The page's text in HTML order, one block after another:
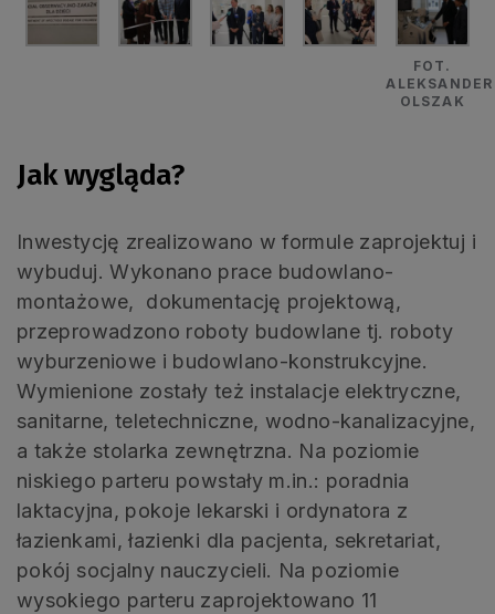
FOT.
ALEKSANDER
OLSZAK
Jak wygląda?
Inwestycję zrealizowano w formule zaprojektuj i
wybuduj. Wykonano prace budowlano-
montażowe, dokumentację projektową,
przeprowadzono roboty budowlane tj. roboty
wyburzeniowe i budowlano-konstrukcyjne.
Wymienione zostały też instalacje elektryczne,
sanitarne, teletechniczne, wodno-kanalizacyjne,
a także stolarka zewnętrzna. Na poziomie
niskiego parteru powstały m.in.: poradnia
laktacyjna, pokoje lekarski i ordynatora z
łazienkami, łazienki dla pacjenta, sekretariat,
pokój socjalny nauczycieli. Na poziomie
wysokiego parteru zaprojektowano 11